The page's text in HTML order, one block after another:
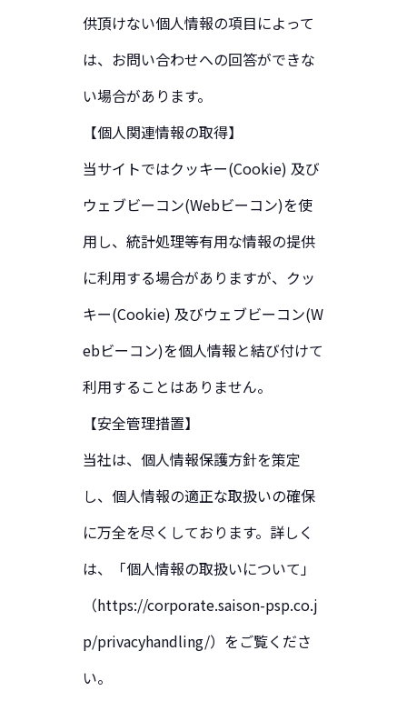
供頂けない個人情報の項目によって
は、お問い合わせへの回答ができな
い場合があります。
【個人関連情報の取得】
当サイトではクッキー(Cookie) 及び
ウェブビーコン(Webビーコン)を使
用し、統計処理等有用な情報の提供
に利用する場合がありますが、クッ
キー(Cookie) 及びウェブビーコン(W
ebビーコン)を個人情報と結び付けて
利用することはありません。
【安全管理措置】
当社は、個人情報保護方針を策定
し、個人情報の適正な取扱いの確保
に万全を尽くしております。詳しく
は、「個人情報の取扱いについて」
（https://corporate.saison-psp.co.j
p/privacyhandling/）をご覧くださ
い。